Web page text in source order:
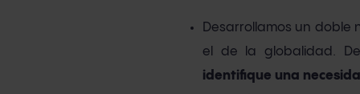
Desarrollamos un doble
el de la globalidad.
identifique una